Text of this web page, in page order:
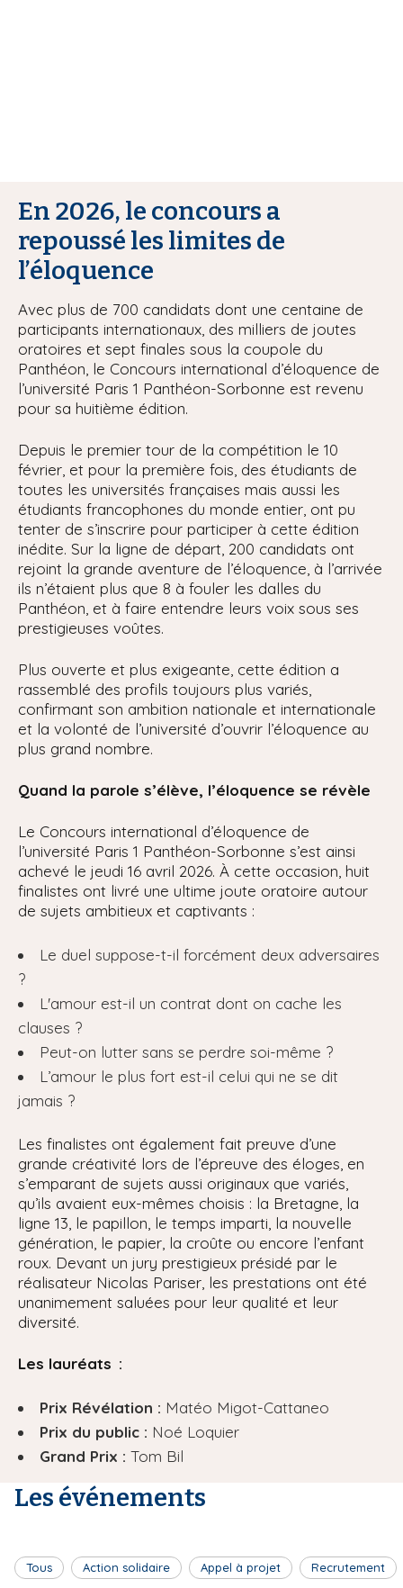
En 2026, le concours a
repoussé les limites de
l’éloquence
Avec plus de 700 candidats dont une centaine de
participants internationaux, des milliers de joutes
oratoires et sept finales sous la coupole du
Panthéon, le Concours international d’éloquence de
l’université Paris 1 Panthéon-Sorbonne est revenu
pour sa huitième édition.
Depuis le premier tour de la compétition le 10
février, et pour la première fois, des étudiants de
toutes les universités françaises mais aussi les
étudiants francophones du monde entier, ont pu
tenter de s’inscrire pour participer à cette édition
inédite. Sur la ligne de départ, 200 candidats ont
rejoint la grande aventure de l’éloquence, à l’arrivée
ils n’étaient plus que 8 à fouler les dalles du
Panthéon, et à faire entendre leurs voix sous ses
prestigieuses voûtes.
Plus ouverte et plus exigeante, cette édition a
rassemblé des profils toujours plus variés,
confirmant son ambition nationale et internationale
et la volonté de l’université d’ouvrir l’éloquence au
plus grand nombre.
Quand la parole s’élève, l’éloquence se révèle
Le Concours international d’éloquence de
l’université Paris 1 Panthéon-Sorbonne s’est ainsi
achevé le jeudi 16 avril 2026. À cette occasion, huit
finalistes ont livré une ultime joute oratoire autour
de sujets ambitieux et captivants :
Le duel suppose-t-il forcément deux adversaires
?
L'amour est-il un contrat dont on cache les
clauses ?
Peut-on lutter sans se perdre soi-même ?
L’amour le plus fort est-il celui qui ne se dit
jamais ?
Les finalistes ont également fait preuve d’une
grande créativité lors de l’épreuve des éloges, en
s’emparant de sujets aussi originaux que variés,
qu’ils avaient eux-mêmes choisis : la Bretagne, la
ligne 13, le papillon, le temps imparti, la nouvelle
génération, le papier, la croûte ou encore l’enfant
roux. Devant un jury prestigieux présidé par le
réalisateur Nicolas Pariser, les prestations ont été
unanimement saluées pour leur qualité et leur
diversité.
Les lauréats :
Prix Révélation : Matéo Migot-Cattaneo
Prix du public : Noé Loquier
Grand Prix : Tom Bil
Les événements
Tous Action solidaire Appel à projet Recrutement